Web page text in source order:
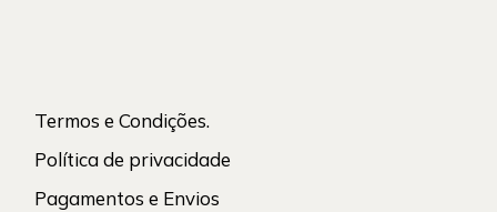
Termos e Condições.
Política de privacidade
Pagamentos e Envios